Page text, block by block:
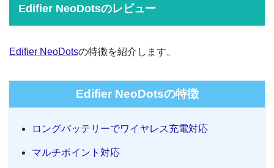
Edifier NeoDotsのレビュー
Edifier NeoDotsの特徴を紹介します。
Edifier NeoDotsの特徴
ロングバッテリーでワイヤレス充電対応
マルチポイント対応